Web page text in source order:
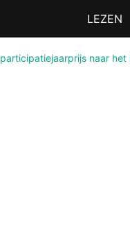
MenuLEZEN
participatiejaarprijs naar